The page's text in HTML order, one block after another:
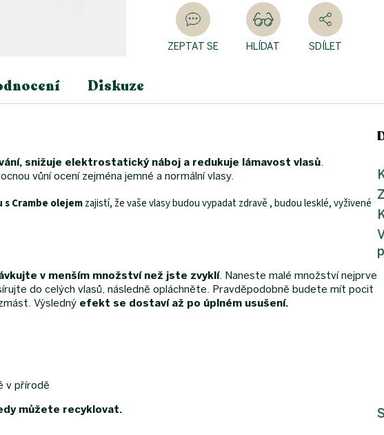
ZEPTAT SE HLÍDAT SDÍLET
Diskuze
snižuje elektrostatický náboj a redukuje lámavost vlasů.
vůní ocení zejména jemné a normální vlasy.
Crambe olejemzajistí, že vaše vlasy budou vypadat zdravě , budou lesklé, vyživené
v menším množství než jste zvyklí. Naneste malé množství nejprve
do celých vlasů, následně opláchněte. Pravděpodobně budete mít pocit
Výsledný efekt se dostaví až po úplném usušení.
v přírodě
můžete recyklovat.